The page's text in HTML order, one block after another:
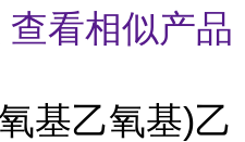
查看相似产品
基乙氧基)乙